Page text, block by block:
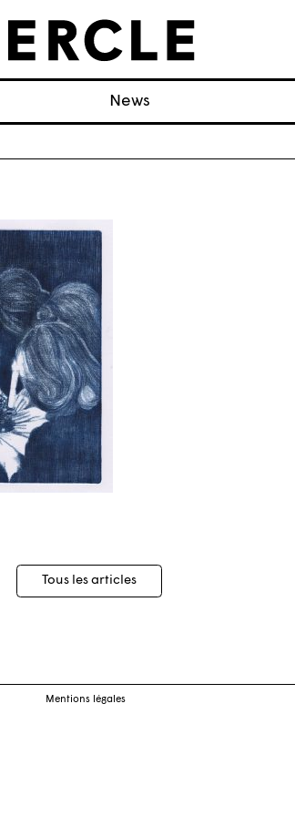
News
Tous les articles
Mentions légales